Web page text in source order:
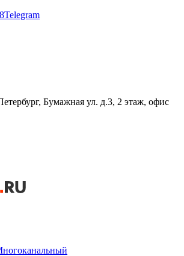
Telegram
Бумажная ул. д.3, 2 этаж, офис